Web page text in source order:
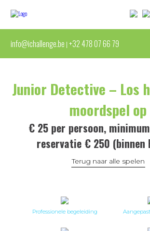
info@ichallenge.be |+32 478 07 66 79
Junior Detective – Los
moordspel op
€ 25 per persoon,
reservatie € 250 (binnen
Terug naar alle spelen
Professionele begeleiding